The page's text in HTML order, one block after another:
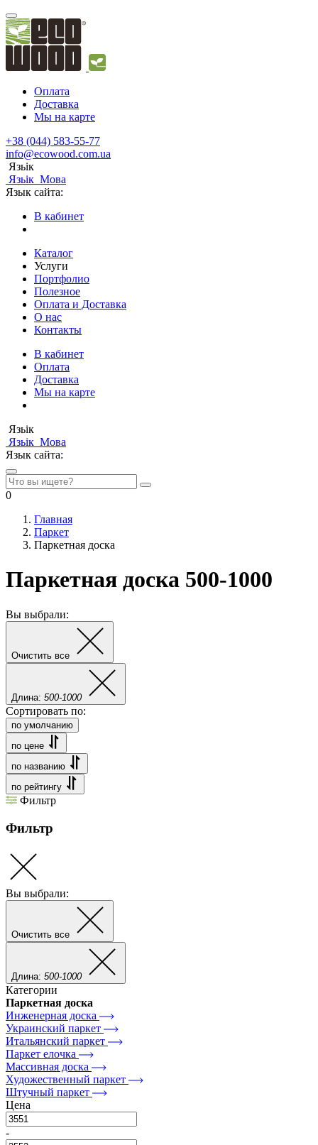
Оплата
Доставка
Мы на карте
+38 (044) 583-55-77
info@ecowood.com.ua
Язьік
Язьік Мова
Язык сайта:
В кабинет
Каталог
Услуги
Портфолио
Полезное
Оплата и Доставка
О нас
Контакты
В кабинет
Оплата
Доставка
Мы на карте
Язьік
Язьік Мова
Язык сайта:
0
Главная
Паркет
Паркетная доска
Паркетная доска 500-1000
Вы выбрали:
Очистить все
Длина: 500-1000
Сортировать по:
по умолчанию
по цене
по названию
по рейтингу
Фильтр
Фильтр
Вы выбрали:
Очистить все
Длина: 500-1000
Категории
Паркетная доска
Инженерная доска
Украинский паркет
Итальянский паркет
Паркет елочка
Массивная доска
Художественный паркет
Штучный паркет
Цена
-